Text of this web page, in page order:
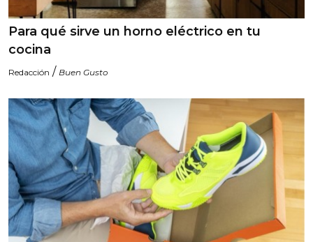
Para qué sirve un horno eléctrico en tu
cocina
Redacción / Buen Gusto